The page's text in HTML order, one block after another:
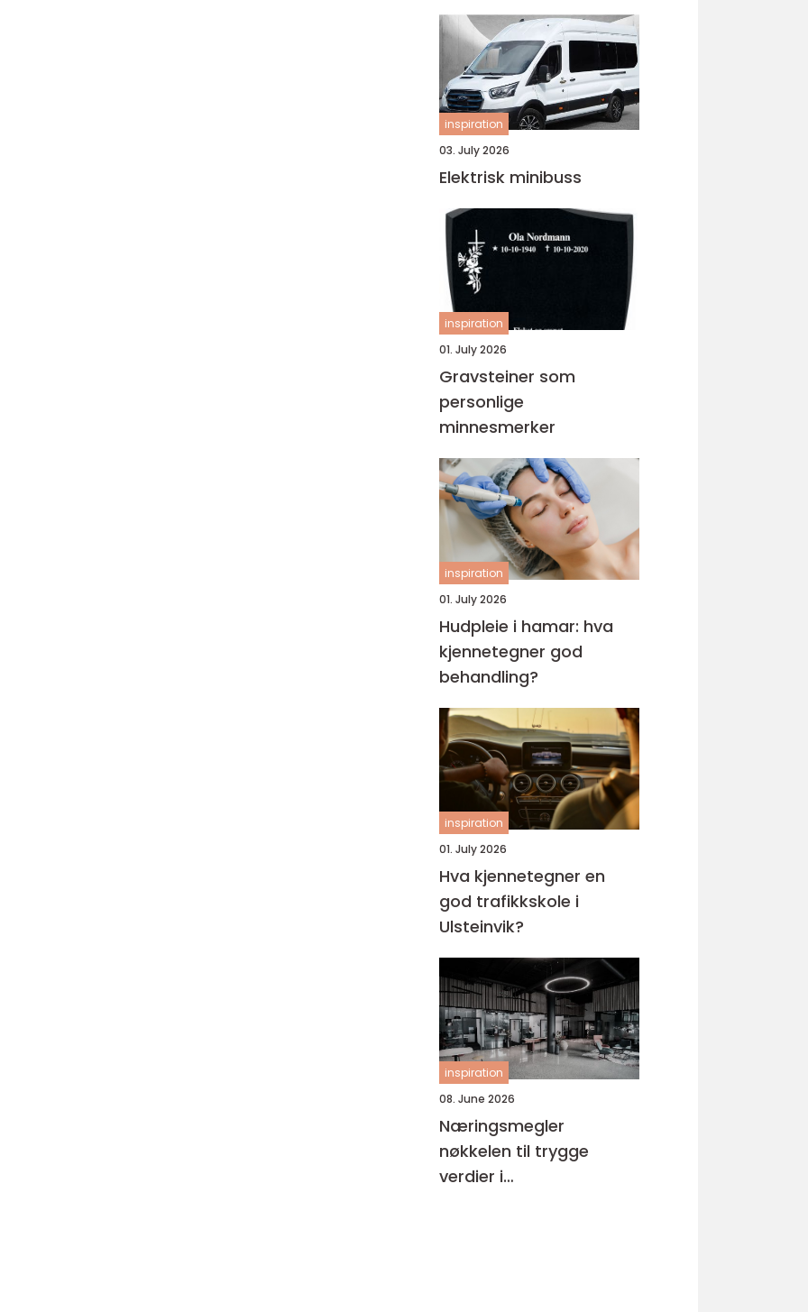
inspiration
03. July 2026
Elektrisk minibuss
inspiration
01. July 2026
Gravsteiner som
personlige
minnesmerker
inspiration
01. July 2026
Hudpleie i hamar: hva
kjennetegner god
behandling?
inspiration
01. July 2026
Hva kjennetegner en
god trafikkskole i
Ulsteinvik?
inspiration
08. June 2026
Næringsmegler
nøkkelen til trygge
verdier i